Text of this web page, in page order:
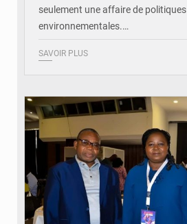
seulement une affaire de politiques
environnementales.…
SAVOIR PLUS